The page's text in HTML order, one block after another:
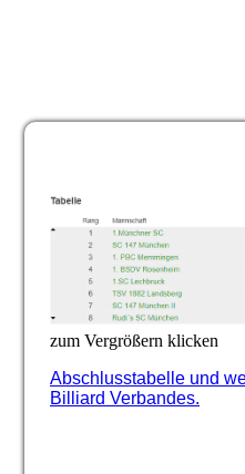
zum Vergrößern klicken
Abschlusstabelle und
Billiard Verbandes.